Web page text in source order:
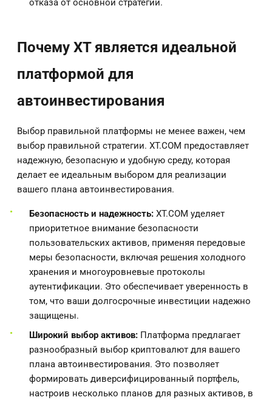
отказа от основной стратегии.
Почему XT является идеальной
платформой для
автоинвестирования
Выбор правильной платформы не менее важен, чем
выбор правильной стратегии. XT.COM предоставляет
надежную, безопасную и удобную среду, которая
делает ее идеальным выбором для реализации
вашего плана автоинвестирования.
Безопасность и надежность: XT.COM уделяет
приоритетное внимание безопасности
пользовательских активов, применяя передовые
меры безопасности, включая решения холодного
хранения и многоуровневые протоколы
аутентификации. Это обеспечивает уверенность в
том, что ваши долгосрочные инвестиции надежно
защищены.
Широкий выбор активов: Платформа предлагает
разнообразный выбор криптовалют для вашего
плана автоинвестирования. Это позволяет
формировать диверсифицированный портфель,
настроив несколько планов для разных активов, в